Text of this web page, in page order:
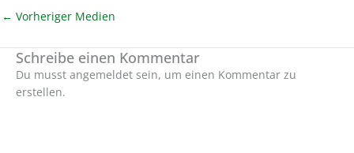
← Vorheriger Medien
Schreibe einen Kommentar
Du musst angemeldet sein, um einen Kommentar zu
erstellen.